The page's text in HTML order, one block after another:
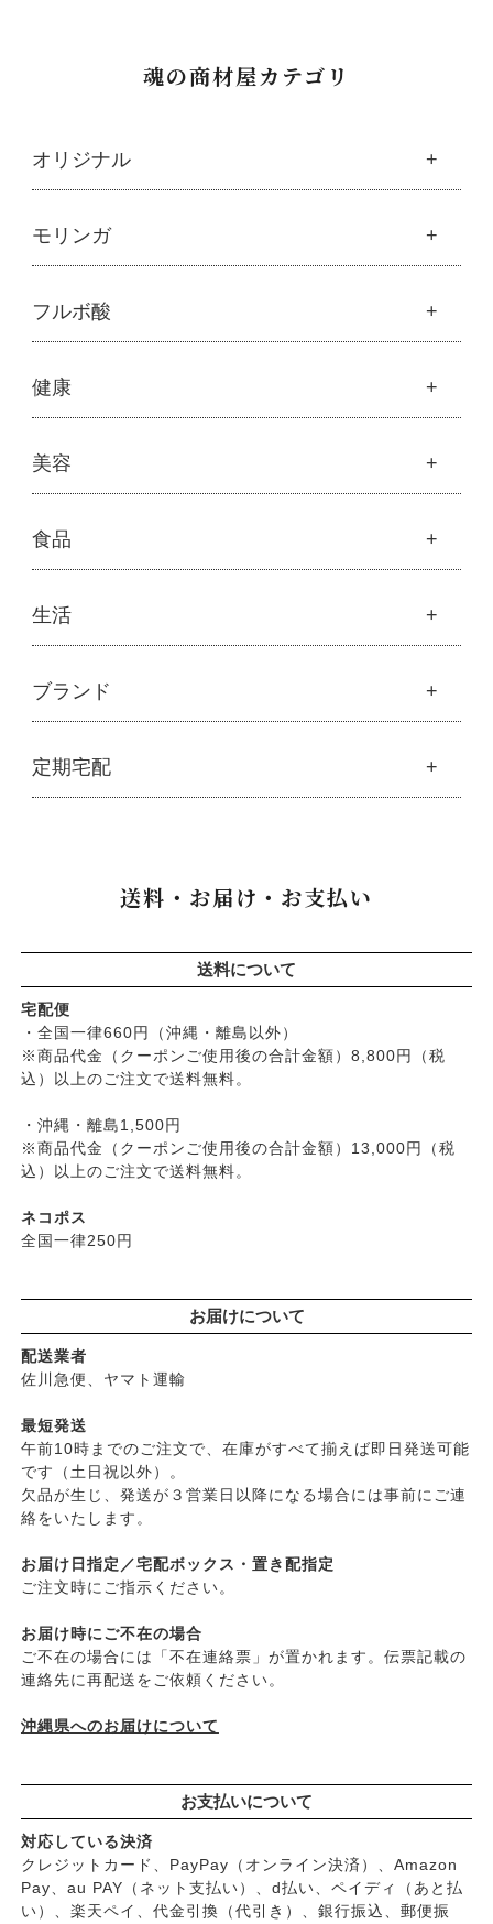
魂の商材屋カテゴリ
オリジナル
魂の商材屋オリジナル
├オリジナルスキンケア
├美容液・乳液・クリーム・オイル
├アルピニエッセンス化粧品
├紫外線・ブルーライト
└
├オリジナルヘアケア
├スマイルシャンプー
├コンデ・トリートメント
└泡ボトル・ミニ泡ボトル
├オーガニック発酵モリンガ
フルボ酸「太古の泉」
├
生活用品
モリンガ
モリンガ
├解説 モリンガとは
├発酵モリンガ
├モリンガブライト化粧品
├ モリンガサプリメント
├スキン＆ボディケア
├化粧水
├モリンガ全商品
└モリンガ ブログ
フルボ酸
フルボ酸
├フルボ酸 太古の泉
健康
健康
├ミネラル
└健康飲料
美容
美容
├魂オリジナル
├固形石鹸
├洗顔石鹸
├
ボディソープ
└
雑貨
├クレンジング・洗顔
クリーム・オイル
├男性におすすめスキンケア
リップ・ハンドケア
├入浴用
└デオドラント
├ボディケア
├
ヘアケア
├無添加シャンプー
├無添加コンディショナーなど
├石鹸シャンプー・リンス
├界面活性剤不使用シャンプー
├メイク
├クレンジンク
├ファンデーション
├肌質・お悩み別スキンケア
├乾燥肌・敏感
├ オイリー肌
├
毛穴の黒ずみ・角質・開き
├シミ・くすみ
├エイジングケア
└お悩み・目的別ヘアケア
├頭皮のフケ・かゆみ・臭い
└ダメージ
食品
食品
├雑穀
├ 豆・ごま・乾物・梅干し
├おせち料理
├
洗浄・キッチン雑貨
├メーカー直送品（豆・米・塩など）
マヨネーズ・ソース・甘味料
├漬物・乾物・海藻
├加工品
└コーヒー・茶類
生活
生活
├ハミガキ
├洗濯
├バス・トイレ
ブランド
ブランド一覧
├アムリターラ
かつらぎ（マグポーリン）
├五條良品販売（五條の霧水）
├コズグロ
├ジザニア
├
ナイアード
├ハーブ研究所（山澤清）
├パルセイユ（ボンヌプランツ）
├
ぺカルト
├ベビーマーク（シェルミラック）
├ロゴナ
├ビオカ
├マルカワ味噌
├ムソー
├渡部信一さんの無農薬豆
├がんこ本舗
├ナチュラムーン
└竹おやじ末廣さんの竹炭ミネラル
定期宅配
無添加石鹸
├ヘアケア
└オーラルケア
送料・お届け・お支払い
送料について
宅配便
・全国一律660円（沖縄・離島以外）
※商品代金（クーポンご使用後の合計金額）8,800円（税
込）以上のご注文で送料無料。
・沖縄・離島1,500円
※商品代金（クーポンご使用後の合計金額）13,000円（税
込）以上のご注文で送料無料。
ネコポス
全国一律250円
お届けについて
配送業者
佐川急便、ヤマト運輸
最短発送
午前10時までのご注文で、在庫がすべて揃えば即日発送可能
です（土日祝以外）。
欠品が生じ、発送が３営業日以降になる場合には事前にご連
絡をいたします。
お届け日指定／宅配ボックス・置き配指定
ご注文時にご指示ください。
お届け時にご不在の場合
ご不在の場合には「不在連絡票」が置かれます。伝票記載の
連絡先に再配送をご依頼ください。
沖縄県へのお届けについて
お支払いについて
対応している決済
クレジットカード、PayPay（オンライン決済）、Amazon
Pay、au PAY（ネット支払い）、d払い、ペイディ（あと払
い）、楽天ペイ、代金引換（代引き）、銀行振込、郵便振